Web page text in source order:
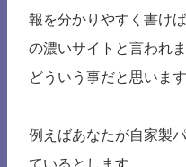
報を分かりやすく書け
の濃いサイトと言われ
どういう事だと思いま
例えばあなたが自家製